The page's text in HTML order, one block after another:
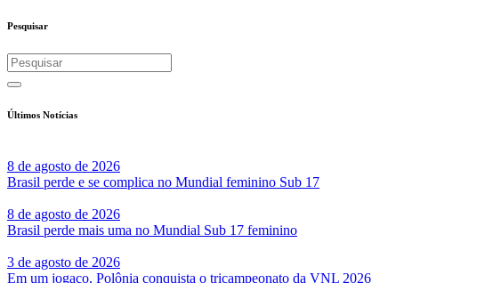
Pesquisar
Últimos Notícias
8 de agosto de 2026
Brasil perde e se complica no Mundial feminino Sub 17
8 de agosto de 2026
Brasil perde mais uma no Mundial Sub 17 feminino
3 de agosto de 2026
Em um jogaço, Polônia conquista o tricampeonato da VNL 2026